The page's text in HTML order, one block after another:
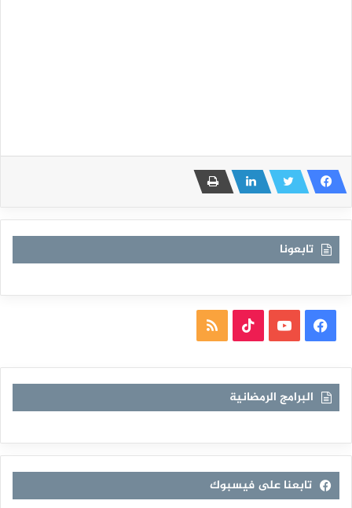
تابعونا
فيسبوكيوتيوب TikTokملخص
RSS
البرامج الرمضانية
تابعنا على فيسبوك